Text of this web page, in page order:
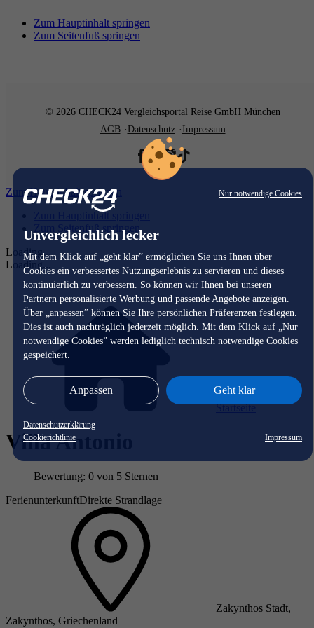
Nur notwendige Cookies
Unvergleichlich lecker
Mit dem Klick auf „geht klar” ermöglichen Sie uns Ihnen über
Cookies ein verbessertes Nutzungserlebnis zu servieren und dieses
kontinuierlich zu verbessern. So können wir Ihnen bei unseren
Partnern personalisierte Werbung und passende Angebote anzeigen.
Über „anpassen” können Sie Ihre persönlichen Präferenzen festlegen.
Dies ist auch nachträglich jederzeit möglich. Mit dem Klick auf „Nur
notwendige Cookies” werden lediglich technisch notwendige Cookies
gespeichert.
Anpassen Geht klar
Datenschutzerklärung
Cookierichtlinie
Impressum
Zum Hauptinhalt springen
Zum Seitenfuß springen
© 2026 CHECK24 Vergleichsportal Reise GmbH München
AGB
Datenschutz Impressum
Zum Hauptinhalt springen
Zum Hauptinhalt springen
Zum Seitenfuß springen
Loading...
Loading...
Startseite
Villa Antonio
Bewertung: 0 von 5 Sternen
FerienunterkunftDirekte Strandlage
Zakynthos Stadt,
Zakynthos, Griechenland